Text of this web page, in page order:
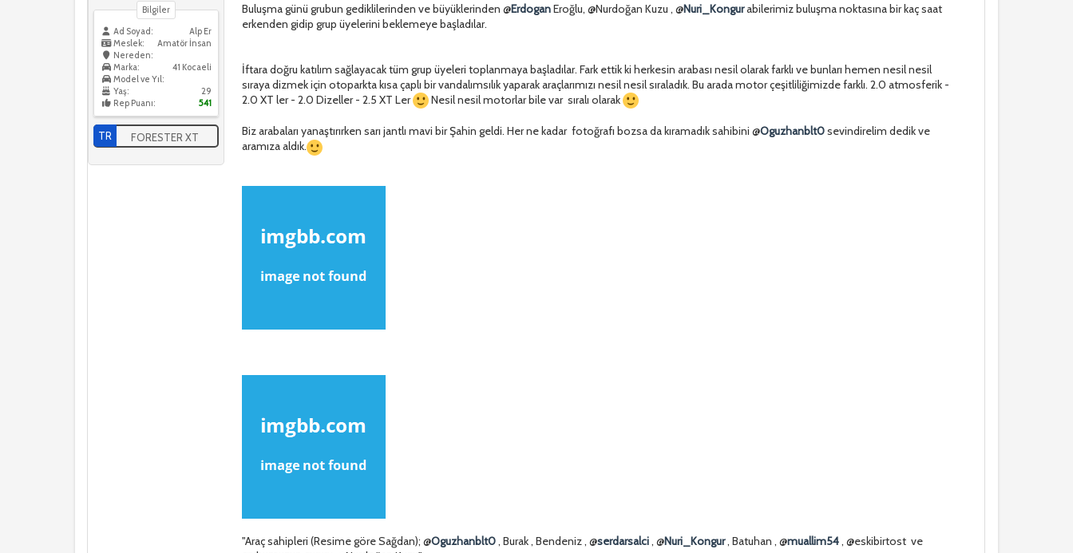
Bilgiler
Ad Soyad:
Alp Er
Meslek:
Amatör İnsan
Nereden:
41 Kocaeli
Marka:
Model ve Yıl:
Yaş:
29
Rep Puanı:
541
TR FORESTER XT
Buluşma günü grubun gediklilerinden ve büyüklerinden @ErdoganEroğlu, @Nurdoğan Kuzu , @Nuri_Kongurabilerimiz buluşma noktasına bir kaç saat
erkenden gidip grup üyelerini beklemeye başladılar.
İftara doğru katılım sağlayacak tüm grup üyeleri toplanmaya başladılar. Fark ettik ki herkesin arabası nesil olarak farklı ve bunları hemen nesil nesil
sıraya dizmek için otoparkta kısa çaplı bir vandalımsılık yaparak araçlarımızı nesil nesil sıraladık. Bu arada motor çeşitliliğimizde farklı. 2.0 atmosferik -
2.0 XT ler - 2.0 Dizeller - 2.5 XT Ler
Nesil nesil motorlar bile var sıralı olarak
Biz arabaları yanaştırırken sarı jantlı mavi bir Şahin geldi. Her ne kadar fotoğrafı bozsa da kıramadık sahibini @Oguzhanblt0sevindirelim dedik ve
aramıza aldık.
"Araç sahipleri (Resime göre Sağdan); @Oguzhanblt0, Burak , Bendeniz , @serdarsalci, @Nuri_Kongur, Batuhan , @muallim54, @eskibirtost ve